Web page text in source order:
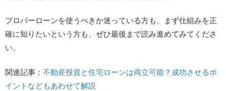
プロパーローンを使うべきか迷っている方も、まず仕組みを正
確に知りたいという方も、ぜひ最後まで読み進めてみてくださ
い。
関連記事： 不動産投資と住宅ローンは両立可能？成功させるポ
イントなどもあわせて解説